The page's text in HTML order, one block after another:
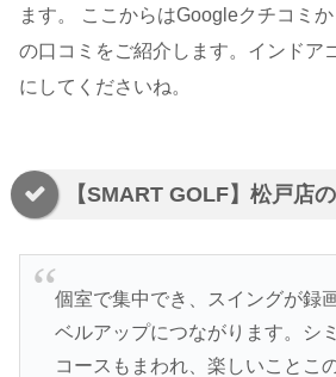
ます。 ここからはGoogleクチコミ
の口コミをご紹介します。インドア
にしてくださいね。
【SMART GOLF】松戸店
個室で集中でき、スイングが録
ベルアップにつながります。シ
コースもまわれ、楽しいことこ